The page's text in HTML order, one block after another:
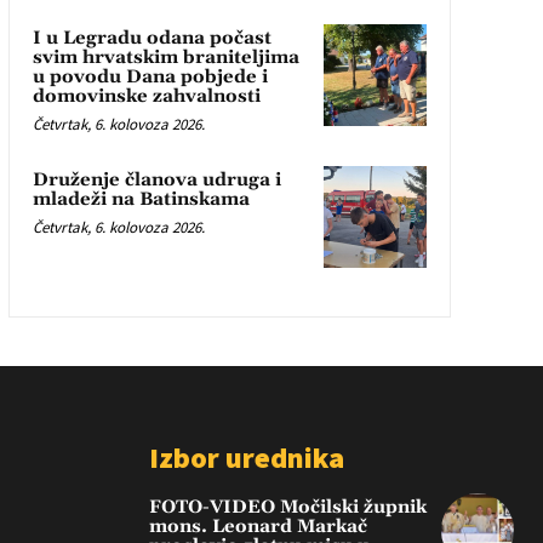
I u Legradu odana počast
svim hrvatskim braniteljima
u povodu Dana pobjede i
domovinske zahvalnosti
Četvrtak, 6. kolovoza 2026.
Druženje članova udruga i
mladeži na Batinskama
Četvrtak, 6. kolovoza 2026.
Izbor urednika
FOTO-VIDEO Močilski župnik
mons. Leonard Markač